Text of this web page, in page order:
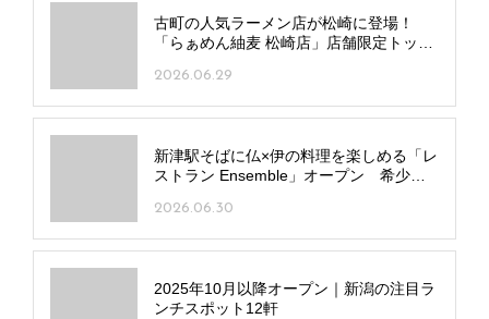
古町の人気ラーメン店が松崎に登場！
「らぁめん紬麦 松崎店」店舗限定トッピ
2026.06.29
新津駅そばに仏×伊の料理を楽しめる「レ
ストラン Ensemble」オープン 希少な
2026.06.30
2025年10月以降オープン｜新潟の注目ラ
ンチスポット12軒